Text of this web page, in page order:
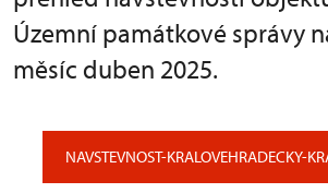
Územní památkové správy
měsíc duben 2025.
NAVSTEVNOST-KRALOVEHRADECKY-